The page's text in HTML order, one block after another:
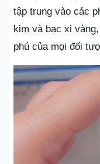
tập trung vào các
kim và bạc xi
phú của mọi đối